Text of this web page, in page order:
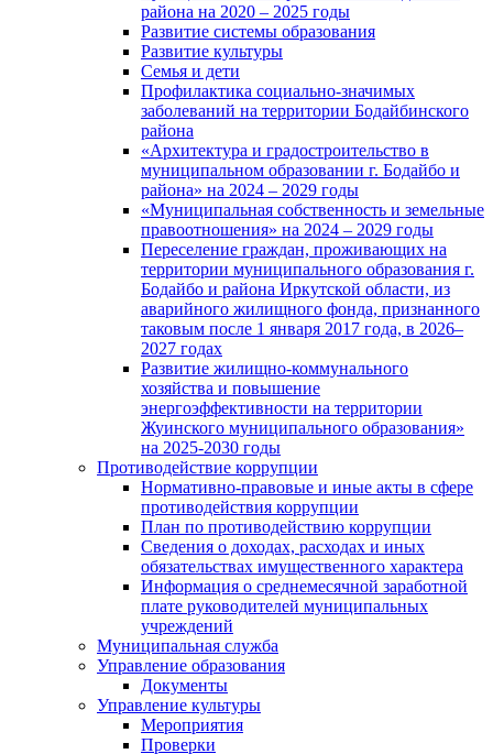
района на 2020 – 2025 годы
Развитие системы образования
Развитие культуры
Семья и дети
Профилактика социально-значимых
заболеваний на территории Бодайбинского
района
«Архитектура и градостроительство в
муниципальном образовании г. Бодайбо и
района» на 2024 – 2029 годы
«Муниципальная собственность и земельные
правоотношения» на 2024 – 2029 годы
Переселение граждан, проживающих на
территории муниципального образования г.
Бодайбо и района Иркутской области, из
аварийного жилищного фонда, признанного
таковым после 1 января 2017 года, в 2026–
2027 годах
Развитие жилищно-коммунального
хозяйства и повышение
энергоэффективности на территории
Жуинского муниципального образования»
на 2025-2030 годы
Противодействие коррупции
Нормативно-правовые и иные акты в сфере
противодействия коррупции
План по противодействию коррупции
Сведения о доходах, расходах и иных
обязательствах имущественного характера
Информация о среднемесячной заработной
плате руководителей муниципальных
учреждений
Муниципальная служба
Управление образования
Документы
Управление культуры
Мероприятия
Проверки